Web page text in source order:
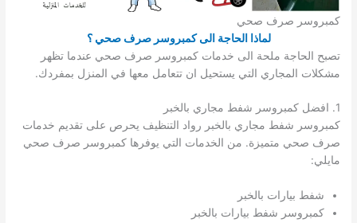
كمبروسر صرف صحي
لماذا الحاجة الى كمبروسر صرف صحي ؟
تصبح الحاجة ملحة الى خدمات كمبروسر صرف صحي عندما تظهر
مشكلات المجاري التي يستحيل ان تتعامل معها في المنزل بمفردك.
1. افضل كمبروسر شفط مجاري بالخبر
كمبروسر شفط مجاري بالخبر رواد التنظيف يحرص على تقديم خدمات
صرف صحي متميزة. من الخدمات التي يوفرها كمبروسر صرف صحي
مايلي:
شفط بيارات بالخبر
كمبروسر شفط بيارات بالخبر